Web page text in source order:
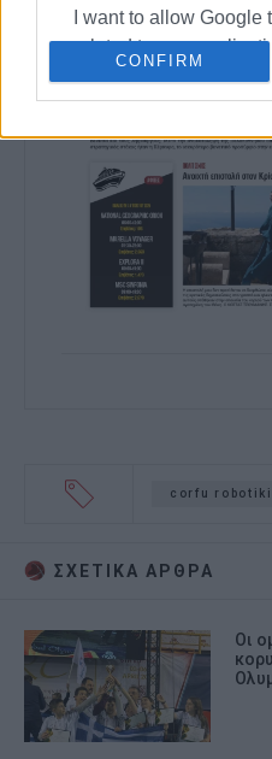
I want to allow
related to
I want to allow Google
authentication
prevention, and other
CONFIRM
corfu robotiki
ΣΧΕΤΙΚA AΡΘΡΑ
Οι